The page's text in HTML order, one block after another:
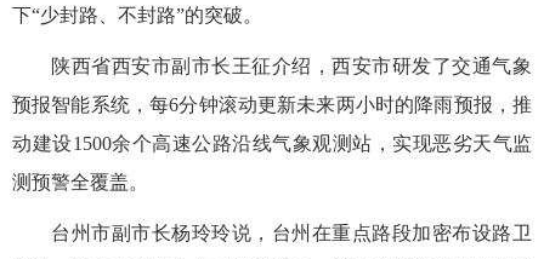
下“少封路、不封路”的突破。
陕西省西安市副市长王征介绍，西安市研发了交通气象
预报智能系统，每6分钟滚动更新未来两小时的降雨预报，推
动建设1500余个高速公路沿线气象观测站，实现恶劣天气监
测预警全覆盖。
台州市副市长杨玲玲说，台州在重点路段加密布设路卫